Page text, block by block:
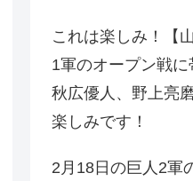
これは楽しみ！【
1軍のオープン戦
秋広優人、野上亮
楽しみです！
2月18日の巨人2軍